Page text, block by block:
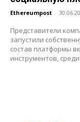
Ethereumpost -
Представители
запустили
состав платформы
инструментов,